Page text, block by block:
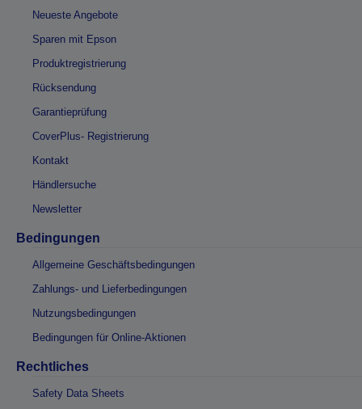
Neueste Angebote
Sparen mit Epson
Produktregistrierung
Rücksendung
Garantieprüfung
CoverPlus- Registrierung
Kontakt
Händlersuche
Newsletter
Bedingungen
Allgemeine Geschäftsbedingungen
Zahlungs- und Lieferbedingungen
Nutzungsbedingungen
Bedingungen für Online-Aktionen
Rechtliches
Safety Data Sheets